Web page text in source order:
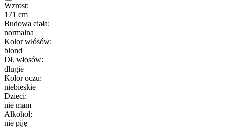
Wzrost:
171 cm
Budowa ciała:
normalna
Kolor włósów:
blond
Dł. włosów:
długie
Kolor oczu:
niebieskie
Dzieci:
nie mam
Alkohol:
nie piję